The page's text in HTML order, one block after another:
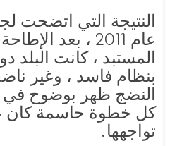
النتيجة التي اتضحت
عام 2011 ، بعد
المستبد ، كانت البلد
بنظام فاسد ، وغير
النضج ظهر بوضوح في
كل خطوة حاسمة كان
تواجهها.